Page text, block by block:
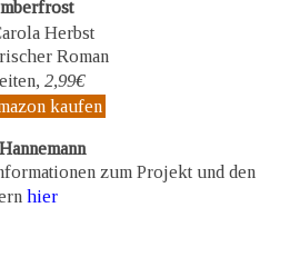
Herbst
Roman
2,99€
kaufen
zum Projekt und den
hier